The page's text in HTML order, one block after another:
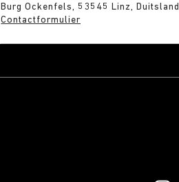
Burg Ockenfels, 53545 Linz, Duitsland
Contactformulier